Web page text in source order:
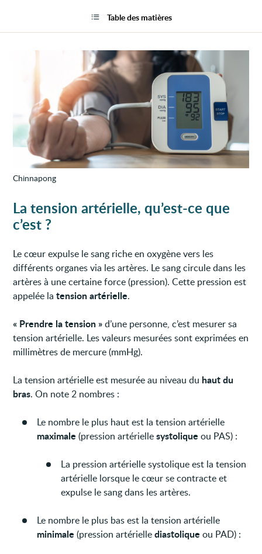
Chinnapong
La tension artérielle, qu’est-ce que
c’est ?
Le cœur expulse le sang riche en oxygène vers les
différents organes via les artères. Le sang circule dans les
artères à une certaine force (pression). Cette pression est
appelée latension artérielle.
« Prendre la tension »d’une personne, c’est mesurer sa
tension artérielle. Les valeurs mesurées sont exprimées en
millimètres de mercure (mmHg).
La tension artérielle est mesurée au niveau du haut du
bras. On note 2 nombres :
Le nombre le plus haut est la tension artérielle
maximale(pression artériellesystolique ou PAS) :
La pression artérielle systolique est la tension
artérielle lorsque le cœur se contracte et
expulse le sang dans les artères.
Le nombre le plus bas est la tension artérielle
minimale (pression artériellediastolique ou PAD) :
Table des matières